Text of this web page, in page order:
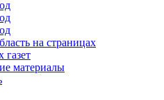
на страницах
газет
материалы